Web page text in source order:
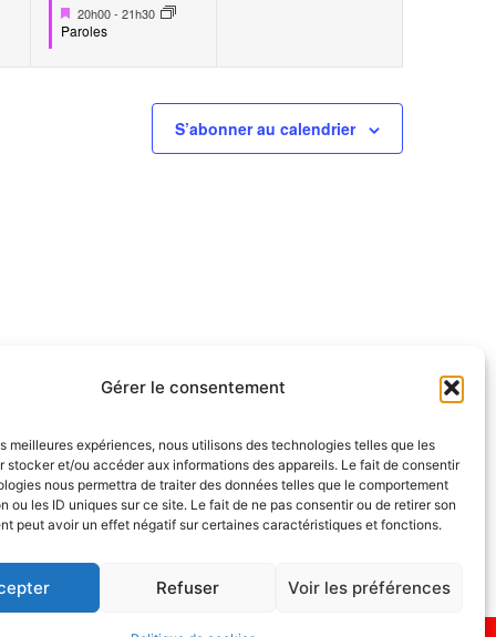
Gérer le consentement
meilleures expériences, nous utilisons des technologies telles que les
stocker et/ou accéder aux informations des appareils. Le fait de consentir
nous permettra de traiter des données telles que le comportement
ou les ID uniques sur ce site. Le fait de ne pas consentir ou de retirer son
peut avoir un effet négatif sur certaines caractéristiques et fonctions.
Refuser Voir les préférences
Mis
en
20h00-21h30
Paroles
S’abonner au calendrier
NOUS SUIVRE